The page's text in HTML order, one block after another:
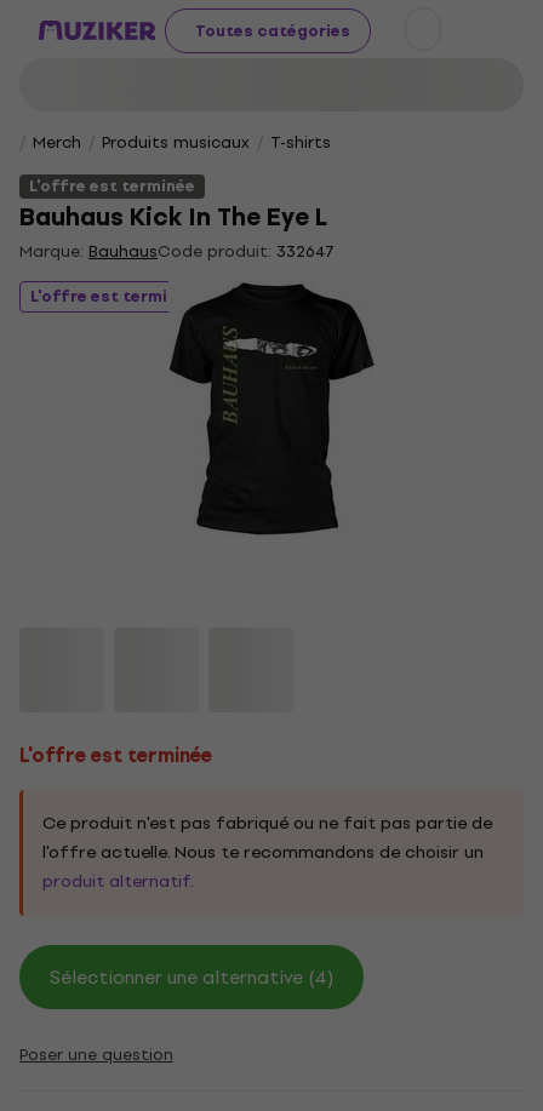
Toutes catégories
Merch Produits musicaux
T-shirts
L'offre est terminée
Bauhaus Kick In The Eye L
Marque: BauhausCode produit: 332647
L'offre est terminée
L'offre est terminée
Ce produit n'est pas fabriqué ou ne fait pas partie de
l'offre actuelle. Nous te recommandons de choisir un
produit alternatif.
Sélectionner une alternative (4)
Poser une question